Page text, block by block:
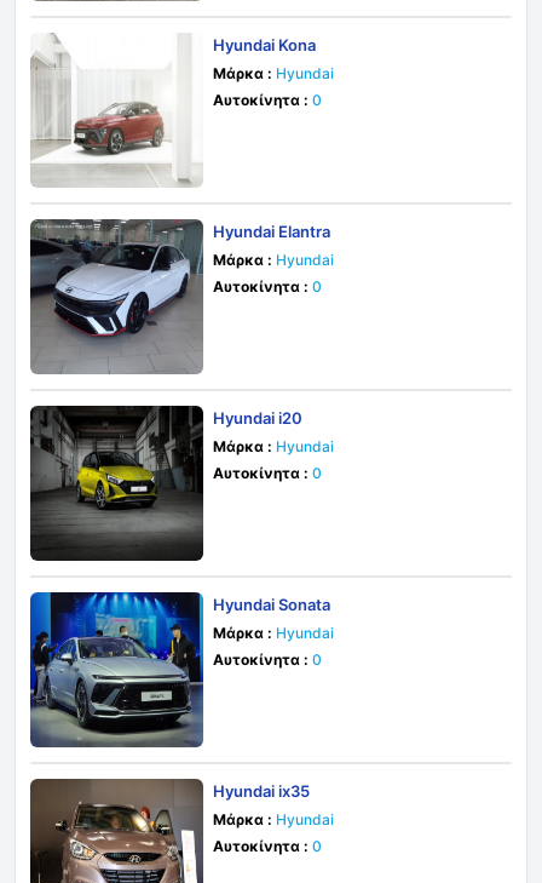
Hyundai Kona
Μάρκα : Hyundai
Αυτοκίνητα : 0
Hyundai Elantra
Μάρκα : Hyundai
Αυτοκίνητα : 0
Hyundai i20
Μάρκα : Hyundai
Αυτοκίνητα : 0
Hyundai Sonata
Μάρκα : Hyundai
Αυτοκίνητα : 0
Hyundai ix35
Μάρκα : Hyundai
Αυτοκίνητα : 0